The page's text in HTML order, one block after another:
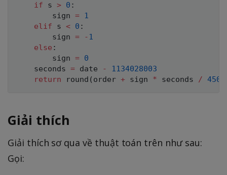
if s > 0 :
        sign
=
1
elif s < 0 :
        sign
= - 1
else :
        sign
= 0
    seconds
= date -
1134028003
return
round ( order + sign * seconds /
Giải thích
Giải thích sơ qua về thuật toán trên như sau:
Gọi: